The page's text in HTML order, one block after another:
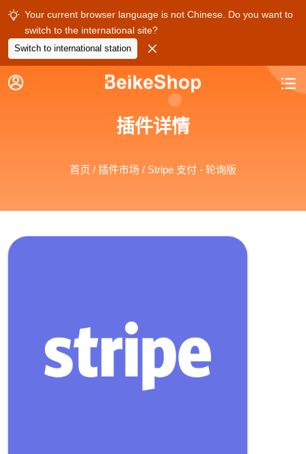
 Your current browser language is not Chinese. Do you want to
switch to the international site?
Switch to international station 
 
插件详情
首页 / 插件市场 / Stripe 支付 - 轮询版